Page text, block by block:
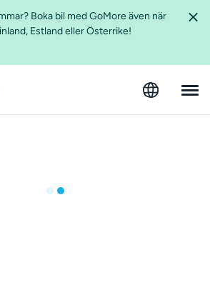
Boka bil med GoMore även när
Estland eller Österrike!